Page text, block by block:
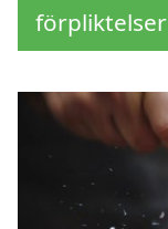
förpliktelser